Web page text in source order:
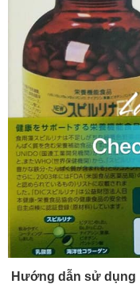
Hướng dẫn sử dụng